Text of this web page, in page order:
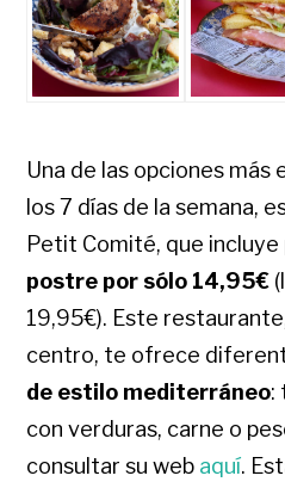
Una de las opciones más
los 7 días de la semana,
Petit Comité, que incluye
postre por sólo 14,95€
19,95€). Este
centro, te ofrece
de estilo mediterráneo:
con verduras, carne o
consultar su web aquí.